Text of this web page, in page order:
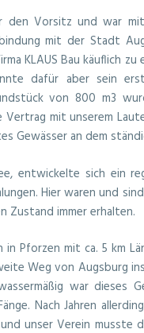
den Vorsitz und war
mit der Stadt
KLAUS Bau käuflich
dafür aber sein
von 800 m3
mit unserem
Gewässer an dem
entwickelte sich ein
Hier waren und
Zustand immer erhalten.
Pforzen mit ca. 5 km
Weg von Augsburg
war dieses
Nach Jahren
unser Verein musste